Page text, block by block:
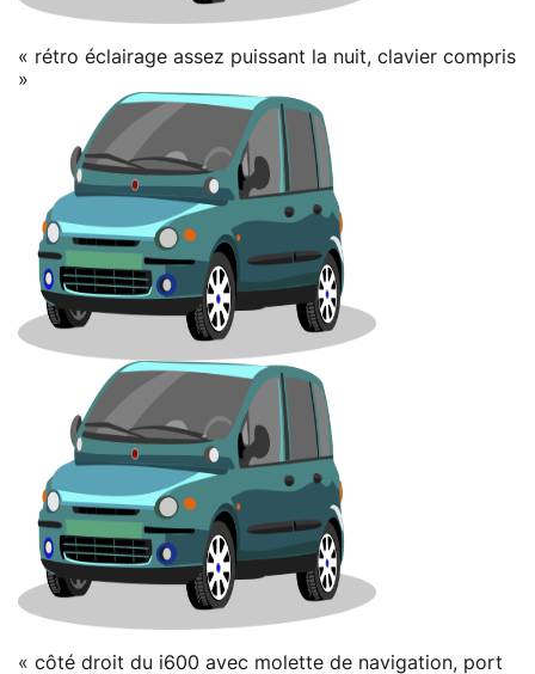
« rétro éclairage assez puissant la nuit, clavier compris
»
« côté droit du i600 avec molette de navigation, port